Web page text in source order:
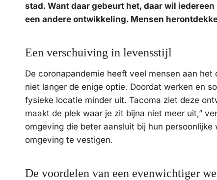
stad. Want daar gebeurt het, daar wil
een andere ontwikkeling. Mensen
Een verschuiving in levensstijl
De coronapandemie heeft veel mensen aan
niet langer de enige optie. Doordat werken en
fysieke locatie minder uit. Tacoma ziet deze
maakt de plek waar je zit bijna niet meer uit,”
omgeving die beter aansluit bij hun
omgeving te vestigen.
De voordelen van een evenwichtiger